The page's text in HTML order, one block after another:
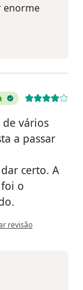
enorme
de vários
a passar
certo. A
o
do utilizador Vilma
revisão